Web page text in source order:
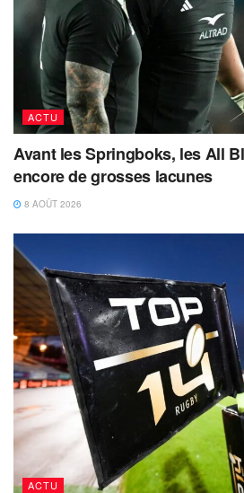
ACTU
Avant les Springboks, les All
encore de grosses lacunes
8 AOÛT 2026
ACTU